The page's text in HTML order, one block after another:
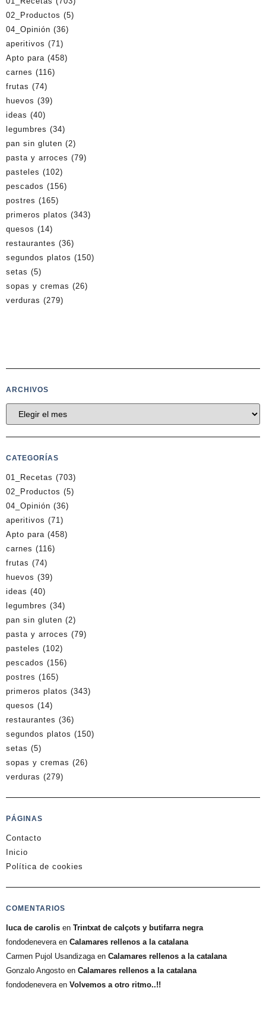
02_Productos (5)
04_Opinión (36)
aperitivos (71)
Apto para (458)
carnes (116)
frutas (74)
huevos (39)
ideas (40)
legumbres (34)
pan sin gluten (2)
pasta y arroces (79)
pasteles (102)
pescados (156)
postres (165)
primeros platos (343)
quesos (14)
restaurantes (36)
segundos platos (150)
setas (5)
sopas y cremas (26)
verduras (279)
ARCHIVOS
CATEGORÍAS
01_Recetas (703)
02_Productos (5)
04_Opinión (36)
aperitivos (71)
Apto para (458)
carnes (116)
frutas (74)
huevos (39)
ideas (40)
legumbres (34)
pan sin gluten (2)
pasta y arroces (79)
pasteles (102)
pescados (156)
postres (165)
primeros platos (343)
quesos (14)
restaurantes (36)
segundos platos (150)
setas (5)
sopas y cremas (26)
verduras (279)
PÁGINAS
Contacto
Inicio
Política de cookies
COMENTARIOS
luca de carolis en Trintxat de calçots y butifarra negra
fondodeneveraen Calamares rellenos a la catalana
Carmen Pujol Usandizagaen Calamares rellenos a la catalana
Gonzalo Angosto en Calamares rellenos a la catalana
fondodeneveraen Volvemos a otro ritmo..!!